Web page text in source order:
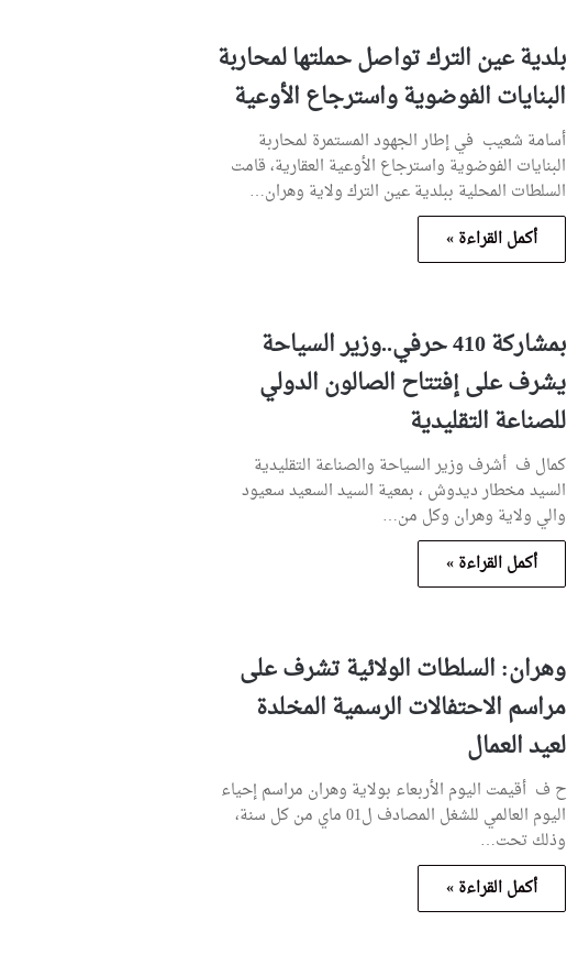
بلدية عين الترك تواصل حملتها لمحاربة
البنايات الفوضوية واسترجاع الأوعية
أسامة شعيب في إطار الجهود المستمرة لمحاربة
البنايات الفوضوية واسترجاع الأوعية العقارية، قامت
السلطات المحلية ببلدية عين الترك ولاية وهران…
أكمل القراءة »
بمشاركة 410 حرفي..وزير السياحة
يشرف على إفتتاح الصالون الدولي
للصناعة التقليدية
كمال ف أشرف وزير السياحة والصناعة التقليدية
السيد مخطار ديدوش ، بمعية السيد السعيد سعيود
والي ولاية وهران وكل من…
أكمل القراءة »
وهران: السلطات الولائية تشرف على
مراسم الاحتفالات الرسمية المخلدة
لعيد العمال
ح ف أقيمت اليوم الأربعاء بولاية وهران مراسم إحياء
اليوم العالمي للشغل المصادف ل01 ماي من كل سنة،
وذلك تحت…
أكمل القراءة »